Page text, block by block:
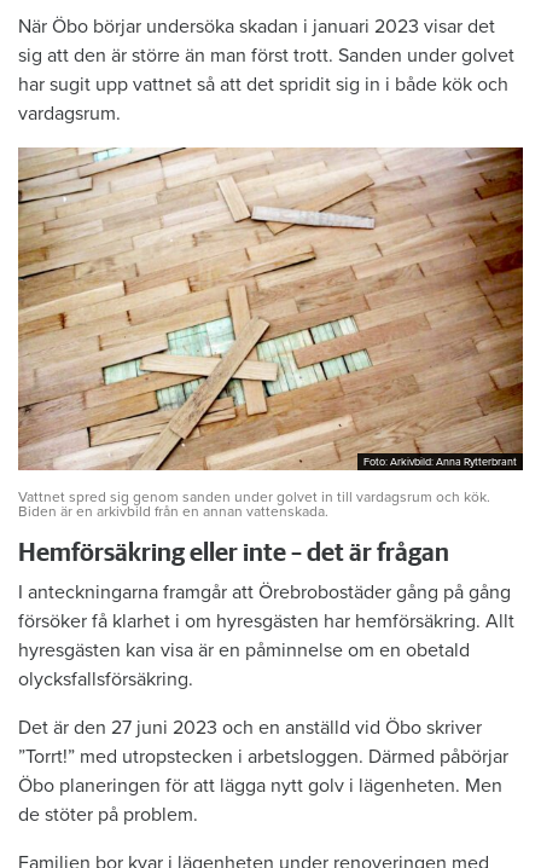
När Öbo börjar undersöka skadan i januari 2023 visar det
sig att den är större än man först trott. Sanden under golvet
har sugit upp vattnet så att det spridit sig in i både kök och
vardagsrum.
Foto: Arkivbild: Anna Rytterbrant
Foto: Arkivbild: Anna Rytterbrant
Vattnet spred sig genom sanden under golvet in till vardagsrum och kök.
Biden är en arkivbild från en annan vattenskada.
Hemförsäkring eller inte – det är frågan
I anteckningarna framgår att Örebrobostäder gång på gång
försöker få klarhet i om hyresgästen har hemförsäkring. Allt
hyresgästen kan visa är en påminnelse om en obetald
olycksfallsförsäkring.
Det är den 27 juni 2023 och en anställd vid Öbo skriver
”Torrt!” med utropstecken i arbetsloggen. Därmed påbörjar
Öbo planeringen för att lägga nytt golv i lägenheten. Men
de stöter på problem.
Familjen bor kvar i lägenheten under renoveringen med